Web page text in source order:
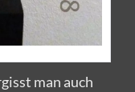
man auch